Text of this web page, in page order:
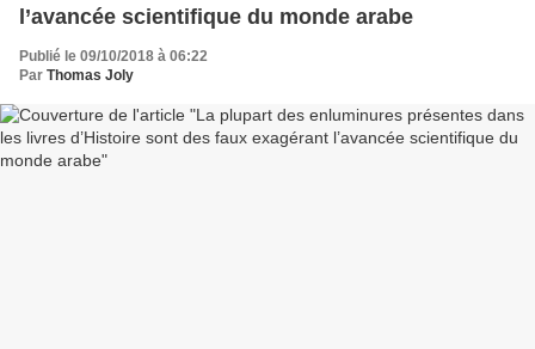
l’avancée scientifique du monde arabe
Publié le 09/10/2018 à 06:22
Par Thomas Joly